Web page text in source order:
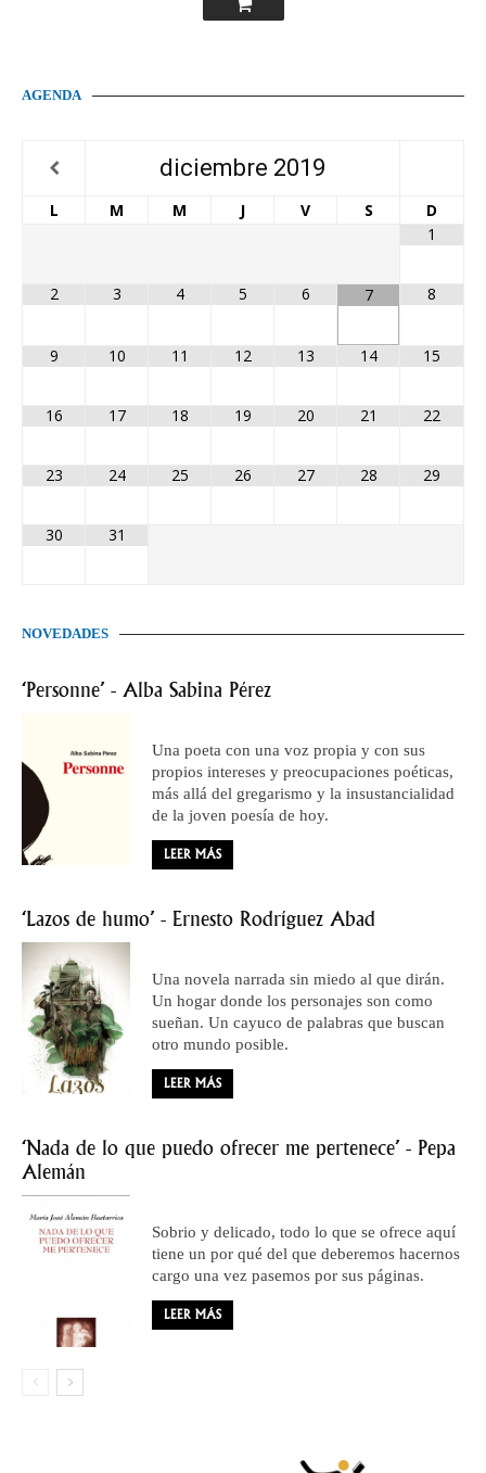
AGENDA
diciembre 2019
L M M J V S
D
1
2 3 4 5 6 7 8
9 10 11 12 13 14 15
16 17 18 19 20 21 22
23 24 25 26 27 28 29
30 31
NOVEDADES
‘Personne’ - Alba Sabina Pérez
Una poeta con una voz propia y con sus
propios intereses y preocupaciones poéticas,
más allá del gregarismo y la insustancialidad
de la joven poesía de hoy.
LEER MÁS
‘Lazos de humo’ - Ernesto Rodríguez Abad
Una novela narrada sin miedo al que dirán.
Un hogar donde los personajes son como
sueñan. Un cayuco de palabras que buscan
otro mundo posible.
LEER MÁS
‘Nada de lo que puedo ofrecer me pertenece’ - Pepa
Alemán
Sobrio y delicado, todo lo que se ofrece aquí
tiene un por qué del que deberemos hacernos
cargo una vez pasemos por sus páginas.
LEER MÁS